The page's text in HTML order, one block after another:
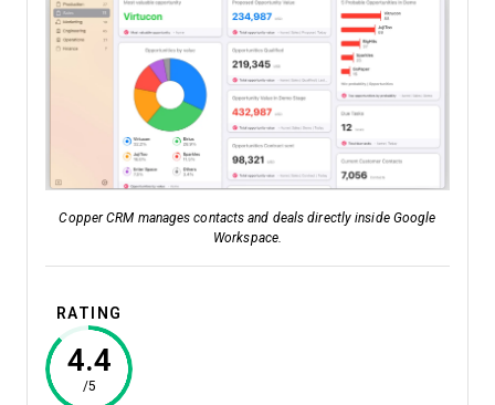
Copper CRM manages contacts and deals directly inside Google
Workspace.
RATING
4.4
/5